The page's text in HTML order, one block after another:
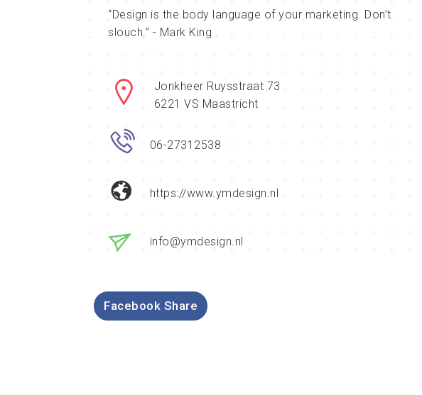
“Design is the body language of your marketing. Don’t
slouch.” - Mark King .
Jonkheer Ruysstraat 73
6221 VS Maastricht
06-27312538
https://www.ymdesign.nl
info@ymdesign.nl
Facebook Share